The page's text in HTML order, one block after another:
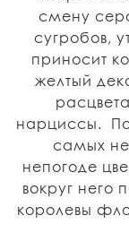
смену
сугробов,
приносит
желтый
нарциссы. По
самых
непогоде
вокруг него
королевы